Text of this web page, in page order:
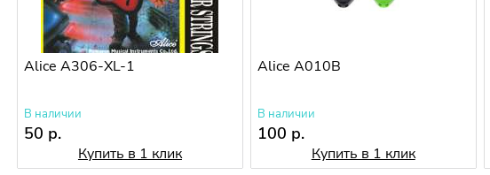
Alice A306-XL-1
В наличии
50 р.
Купить в 1 клик
Alice A010B
В наличии
100 р.
Купить в 1 клик